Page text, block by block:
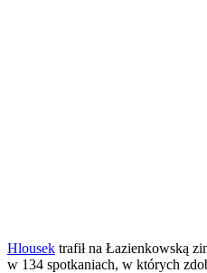
Hlousek trafił na Łazienkowską
w 134 spotkaniach, w których